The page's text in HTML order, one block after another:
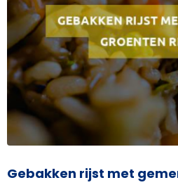
Gebakken rijst met